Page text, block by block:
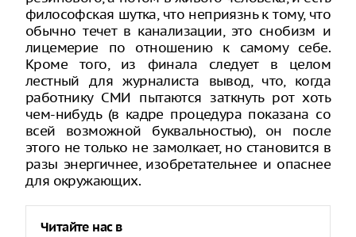
философская шутка, что неприязнь к тому, что
обычно течет в канализации, это снобизм и
лицемерие по отношению к самому себе.
Кроме того, из финала следует в целом
лестный для журналиста вывод, что, когда
работнику СМИ пытаются заткнуть рот хоть
чем-нибудь (в кадре процедура показана со
всей возможной буквальностью), он после
этого не только не замолкает, но становится в
разы энергичнее, изобретательнее и опаснее
для окружающих.
Читайте нас в